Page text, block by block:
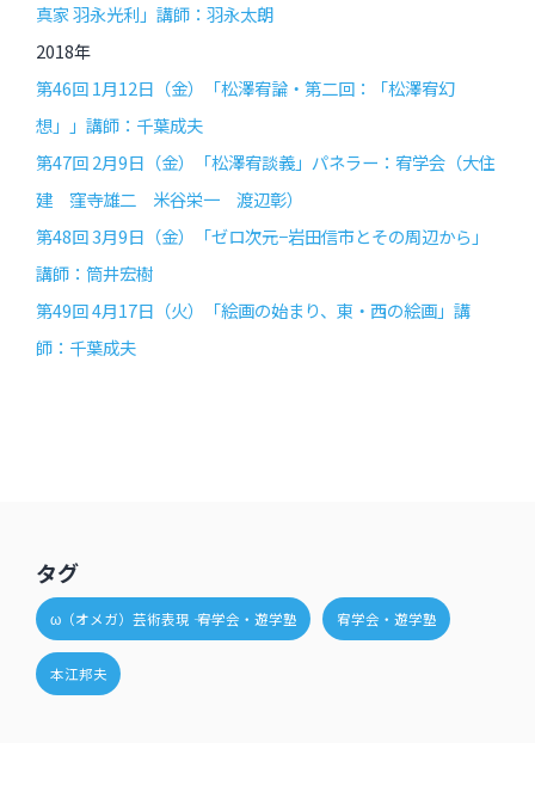
真家 羽永光利」講師：羽永太朗
2018年
第46回 1月12日（金）「松澤宥論・第二回：「松澤宥幻
想」」講師：千葉成夫
第47回 2月9日（金）「松澤宥談義」パネラー：宥学会（大住
建 窪寺雄二 米谷栄一 渡辺彰）
第48回 3月9日（金）「ゼロ次元−岩田信市とその周辺から」
講師：筒井宏樹
第49回 4月17日（火）「絵画の始まり、東・西の絵画」講
師：千葉成夫
タグ
ω（オメガ）芸術表現 ―― 宥学会・遊学塾 宥学会・遊学塾
本江邦夫